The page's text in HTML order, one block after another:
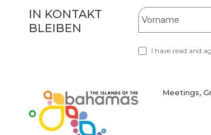
IN KONTAKT
BLEIBEN
Hidden
Field
Vorname
I have read and
Meetings,